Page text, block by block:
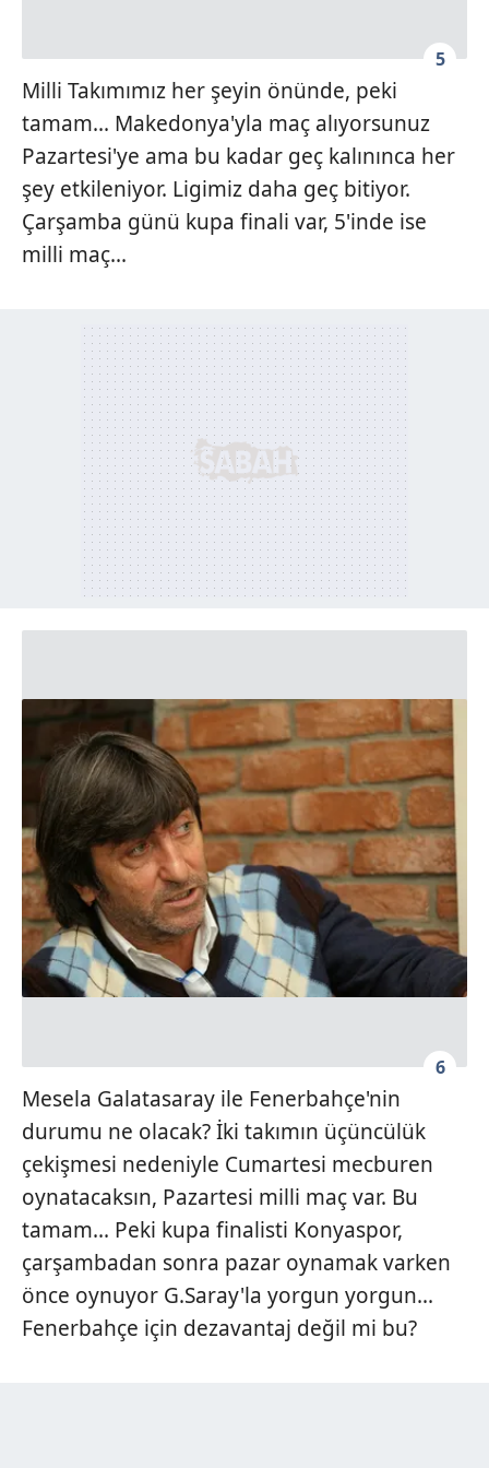
5
Milli Takımımız her şeyin önünde, peki
tamam... Makedonya'yla maç alıyorsunuz
Pazartesi'ye ama bu kadar geç kalınınca her
şey etkileniyor. Ligimiz daha geç bitiyor.
Çarşamba günü kupa finali var, 5'inde ise
milli maç...
6
Mesela Galatasaray ile Fenerbahçe'nin
durumu ne olacak? İki takımın üçüncülük
çekişmesi nedeniyle Cumartesi mecburen
oynatacaksın, Pazartesi milli maç var. Bu
tamam... Peki kupa finalisti Konyaspor,
çarşambadan sonra pazar oynamak varken
önce oynuyor G.Saray'la yorgun yorgun...
Fenerbahçe için dezavantaj değil mi bu?